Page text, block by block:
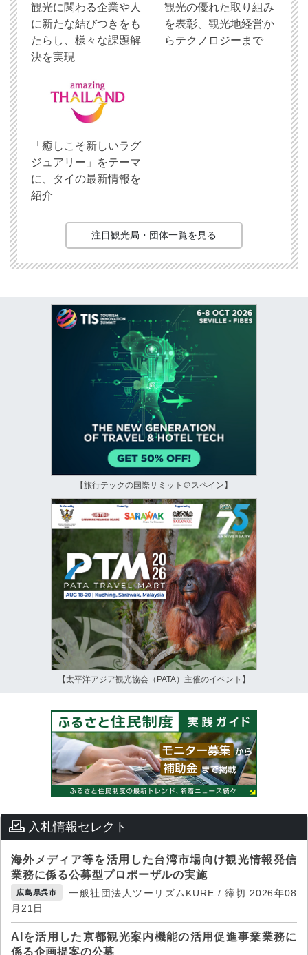
観光に関わる企業や人
に新たな結びつきをも
たらし、様々な課題解
決を実現
観光の優れた取り組み
を表彰、観光地経営か
らテクノロジーまで
「癒しこそ新しいラグ
ジュアリー」をテーマ
に、タイの最新情報を
紹介
注目観光局・団体一覧を見る
【旅行テックの国際サミット＠スペイン】
【太平洋アジア観光協会（PATA）主催のイベント】
入札情報セレクト
海外メディア等を活用した台湾市場向け観光情報発信
業務に係る公募型プロポーザルの実施
広島県呉市
一般社団法人ツーリズムKURE / 締切:2026年08
月21日
AIを活用した京都観光案内機能の活用促進事業業務に
係る企画提案の公募